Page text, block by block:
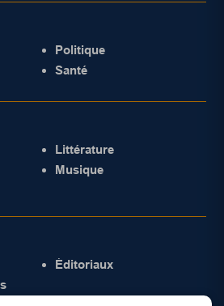
Politique
Santé
Littérature
Musique
Éditoriaux